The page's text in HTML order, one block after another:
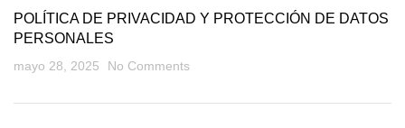
POLÍTICA DE PRIVACIDAD Y PROTECCIÓN DE DATOS
PERSONALES
mayo 28, 2025 No Comments